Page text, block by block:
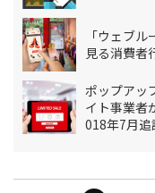
「ウェブ
見る消費者
ポップアッ
イト事業者
018年7月追